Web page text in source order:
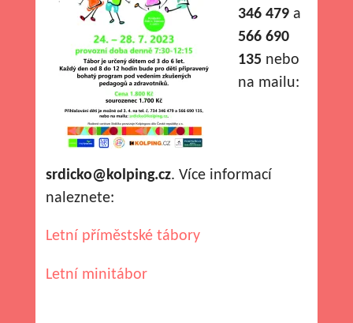
346 479a
566 690
135 nebo
na mailu:
srdicko@kolping.cz. Více informací
naleznete:
Letní příměstské tábory
Letní minitábor